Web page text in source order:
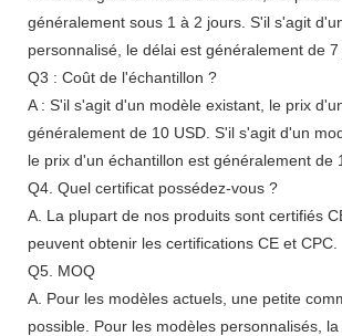
généralement sous 1 à 2 jours. S'il s'agit
personnalisé, le délai est généralement de 7
Q3 : Coût de l'échantillon ?
A : S'il s'agit d'un modèle existant, le prix
généralement de 10 USD. S'il s'agit d'un
le prix d'un échantillon est généralement de
Q4. Quel certificat possédez-vous ?
A. La plupart de nos produits sont certifiés
peuvent obtenir les certifications CE et CPC.
Q5. MOQ
A. Pour les modèles actuels, une petite
possible. Pour les modèles personnalisés,